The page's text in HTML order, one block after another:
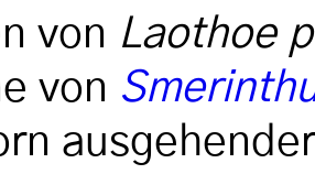
von Laothoe
von